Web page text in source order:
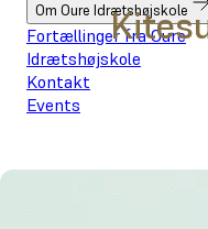
Om Oure Idrætshøjskole
Fortællinger fra Oure
Idrætshøjskole
Kontakt
Events